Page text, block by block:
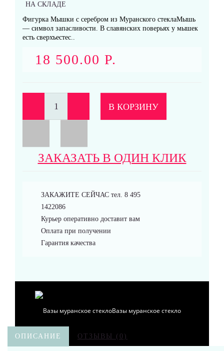
Подвески
Серьги
Аксессуары
Вазы муранское стекло
НА СКЛАДЕ
Фигурка Мышки с серебром из Муранского стеклаМышь
— символ запасливости. В славянских поверьях у мышек
есть сверхъестес..
18 500.00 Р.
В КОРЗИНУ
ЗАКАЗАТЬ В ОДИН КЛИК
ЗАКАЖИТЕ СЕЙЧАС тел. 8 495
1422086
Курьер оперативно доставит вам
Оплата при получении
Гарантия качества
ОПИСАНИЕ ОТЗЫВЫ (0)